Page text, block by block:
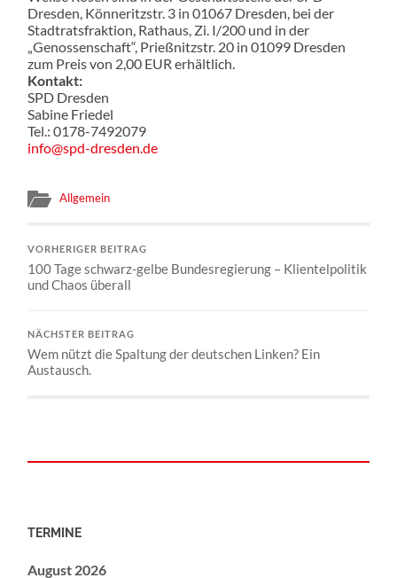
Dresden, Könneritzstr. 3 in 01067 Dresden, bei der
Stadtratsfraktion, Rathaus, Zi. I/200 und in der
„Genossenschaft“, Prießnitzstr. 20 in 01099 Dresden
zum Preis von 2,00 EUR erhältlich.
Kontakt:
SPD Dresden
Sabine Friedel
Tel.: 0178-7492079
info@spd-dresden.de
Allgemein
VORHERIGER BEITRAG
100 Tage schwarz-gelbe Bundesregierung – Klientelpolitik
und Chaos überall
NÄCHSTER BEITRAG
Wem nützt die Spaltung der deutschen Linken? Ein
Austausch.
TERMINE
August 2026